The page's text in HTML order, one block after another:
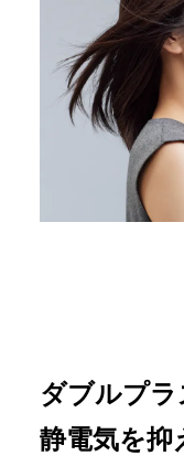
ダブルプ
静電気を抑